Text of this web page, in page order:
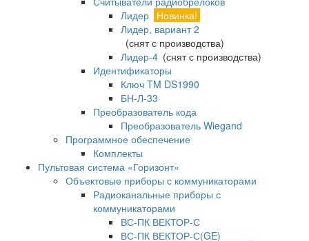
Лидер Новинка!
Лидер, вариант 2
(снят с производства)
Лидер-4 (снят с производства)
Идентификаторы
Ключ TM DS1990
БН-Л-33
Преобразователь кода
Преобразователь Wiegand
Программное обеспечение
Комплекты
Пультовая система «Горизонт»
Объектовые приборы с коммуникаторами
Радиоканальные приборы с
коммуникаторами
ВС-ПК ВЕКТОР-С
ВС-ПК ВЕКТОР-С(GE)